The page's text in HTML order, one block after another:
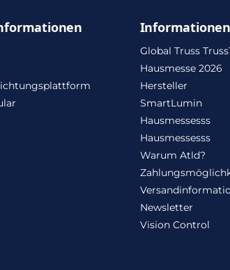
Informationen
Global Truss
Hausmesse 2026
Hersteller
SmartLumin
Hausmessesss
Hausmessesss
Warum Atld?
Newsletter
Vision Control